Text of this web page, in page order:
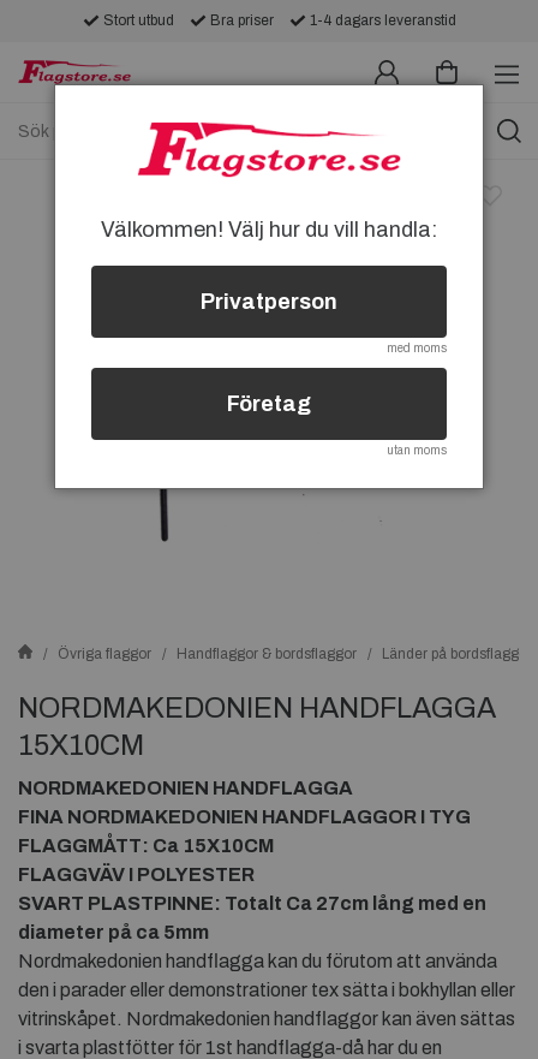
Stort utbud Bra priser 1-4 dagars leveranstid
Övriga flaggor Handflaggor & bordsflaggor Länder på
NORDMAKEDONIEN HANDFLAGGA
15X10CM
NORDMAKEDONIEN HANDFLAGGA
FINA NORDMAKEDONIEN HANDFLAGGOR I TYG
FLAGGMÅTT: Ca 15X10CM
FLAGGVÄV I POLYESTER
SVART PLASTPINNE: Totalt Ca 27cm lång med en
diameter på ca 5mm
Nordmakedonien handflagga kan du förutom att använda
den i parader eller demonstrationer tex sätta i bokhyllan eller
vitrinskåpet. Nordmakedonien handflaggor kan även sättas
i svarta plastfötter för 1st handflagga-då har du en
Välkommen! Välj hur du vill handla:
Privatperson
med moms
Företag
utan moms